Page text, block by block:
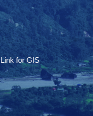
Link for GIS